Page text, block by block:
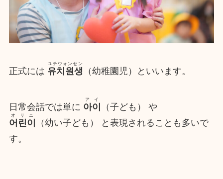
正式には 유치원생
ユチウォンセン
（幼稚園児）といいます。
日常会話では単に 아이
アイ
（子ども） や
어린이
オリニ
（幼い子ども） と表現されることも多いで
す。